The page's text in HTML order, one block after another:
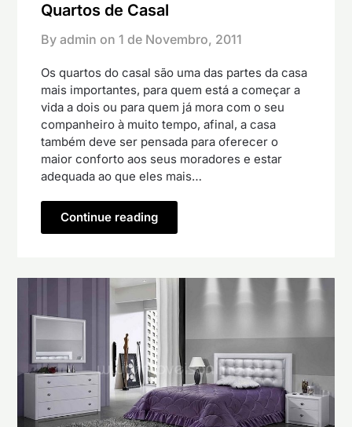
Quartos de Casal
By admin on 1 de Novembro, 2011
Os quartos do casal são uma das partes da casa
mais importantes, para quem está a começar a
vida a dois ou para quem já mora com o seu
companheiro à muito tempo, afinal, a casa
também deve ser pensada para oferecer o
maior conforto aos seus moradores e estar
adequada ao que eles mais…
Continue reading